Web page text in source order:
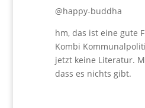
@happy-buddha
hm, das ist eine gute
Kombi
jetzt keine Literatur.
dass es nichts gibt.